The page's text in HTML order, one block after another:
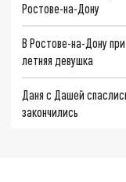
Ростове-на-Дону
В Ростове-на-Дону
летняя девушка
Даня с Дашей
закончились